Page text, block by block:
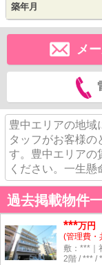
築年月
メ
豊中エリアの地域
タッフがお客様の
す。豊中エリアの
ください。一生懸
過去掲載物件
***万円
(管理費・
敷：***｜
2階 / *** /